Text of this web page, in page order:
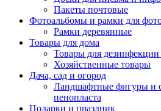
Пакеты почтовые
Фотоальбомы и рамки для
Рамки деревянные
Товары для дома
Товары для
Хозяйственные товары
Дача, сад и огород
Ландшафтные фигуры и
пенопласта
Подарки и праздник